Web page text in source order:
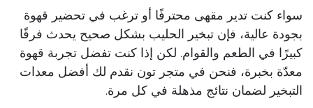
سواء كنت تدير مقهى محترفًا أو ترغب في تحضير قهوة
بجودة عالية، فإن تبخير الحليب بشكل صحيح يحدث فرقًا
كبيرًا في الطعم والقوام. لكن إذا كنت تفضل تجربة قهوة
معدّة بخبرة، فنحن في متجر تون نقدم لك أفضل معدات
التبخير لضمان نتائج مذهلة في كل مرة.